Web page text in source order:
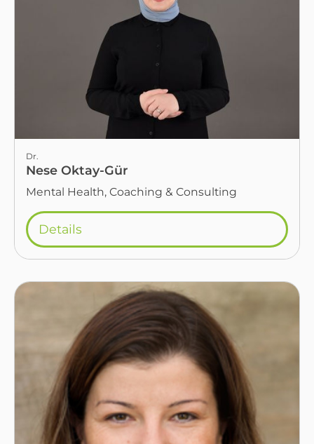
Dr.
Nese Oktay-Gür
Mental Health, Coaching & Consulting
Details